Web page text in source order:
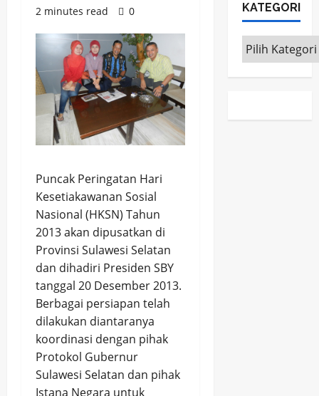
2 minutes read
0
Puncak Peringatan Hari
Kesetiakawanan Sosial
Nasional (HKSN) Tahun
2013 akan dipusatkan di
Provinsi Sulawesi Selatan
dan dihadiri Presiden SBY
tanggal 20 Desember 2013.
Berbagai persiapan telah
dilakukan diantaranya
koordinasi dengan pihak
Protokol Gubernur
Sulawesi Selatan dan pihak
Istana Negara untuk
KATEGORI
Kategori